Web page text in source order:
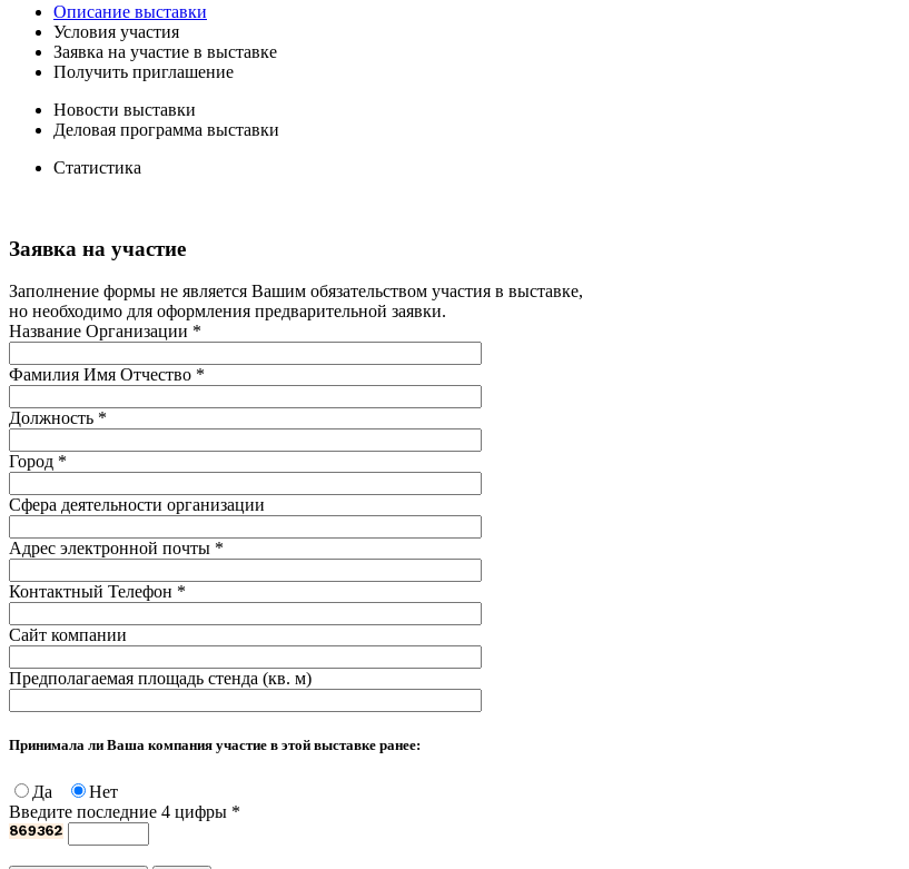
Описание выставки
Условия участия
Заявка на участие в выставке
Получить приглашение
Новости выставки
Деловая программа выставки
Статистика
Заявка на участие
Заполнение формы не является Вашим обязательством участия в выставке,
но необходимо для оформления предварительной заявки.
Название Организации *
Фамилия Имя Отчество *
Должность *
Город *
Сфера деятельности организации
Адрес электронной почты *
Контактный Телефон *
Сайт компании
Предполагаемая площадь стенда (кв. м)
Принимала ли Ваша компания участие в этой выставке ранее:
Да
Нет
Введите последние 4 цифры *